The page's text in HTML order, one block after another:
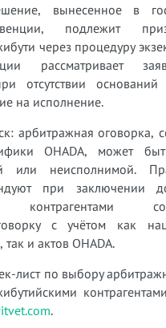
вынесенное в
подлежит
через процедуру
рассматривает
отсутствии оснований
на исполнение.
арбитражная оговорка,
OHADA, может
или неисполнимой.
при заключении
контрагентами
с учётом как
так и актов OHADA.
лист по выбору
.